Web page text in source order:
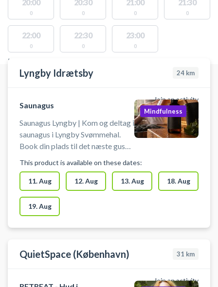
20:00
0
20:30
0
21:00
0
21:30
0
22:00
0
22:30
0
23:00
0
FACILITIES WITH AVAILABLE ACTIVITIES
Lyngby Idrætsby 24 km
Join an activity
Saunagus
Saunagus Lyngby | Kom og deltag i
saunagus i Lyngby Svømmehal.
Book din plads til det næste gus
Lyngby, hvor kyndige gusmestre
sørger for en rolig og sansefuld
oplevelse. Book din billet til gus i
Lyngby nu!
Mindfulness
This product is available on these dates:
11. Aug 12. Aug 13. Aug 18. Aug
19. Aug
QuietSpace (København) 31 km
Join an activity